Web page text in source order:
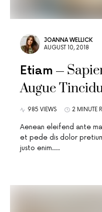
JOANNA WELLICK
AUGUST 10, 2018
Etiam
Augue
985 VIEWS 2 MINUTE
Aenean eleifend ante
et pede dis dolor
justo enim.…